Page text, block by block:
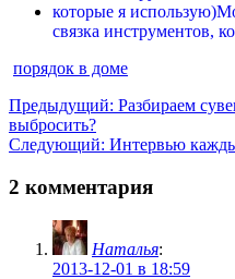
связка инструментов,
порядок в доме
Навигация
по
Предыдущий: Предыдущая
Разбираем
выбросить?
Следующий: Следующая
Интервью
2 комментария
Наталья:
2013-12-01 в 18:59